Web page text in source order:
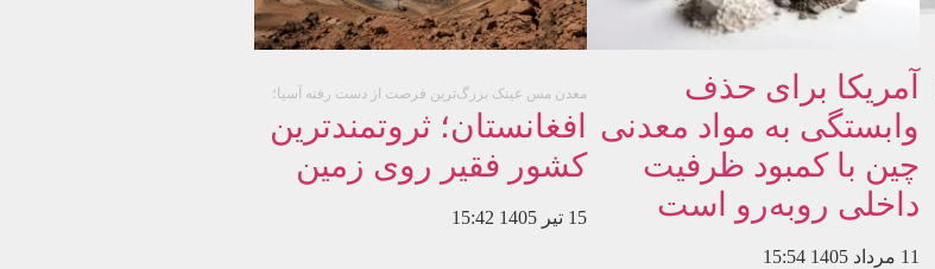
آمریکا برای حذف
وابستگی به مواد معدنی
چین با کمبود ظرفیت
داخلی روبه‌رو است
11 مرداد 1405 15:54
معدن مس عینک بزرگ‌ترین فرصت از دست رفته آسیا؛
افغانستان؛ ثروتمندترین
کشور فقیر روی زمین
15 تیر 1405 15:42